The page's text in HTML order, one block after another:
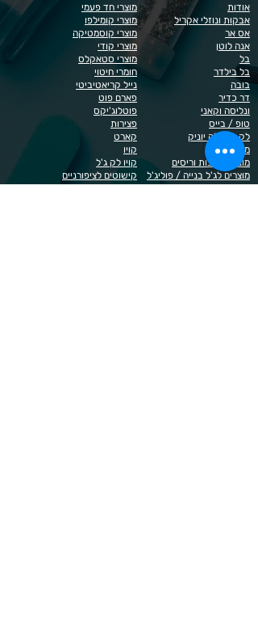
מוצרי חד פעמי
מוצרי קומילפו
מוצרי קוסמטיקה
מוצרי קודי
מוצרי סטאקלס
חומרי חיטוי
נייל קריאטיביטי
פארם פוט
פוטלוג'יקס
פצירות
קארט
קויו
קויו לק ג'ל
קישוטים לציפורניים
ריהוט
אודות
אבקות ונוזלי אקריל
אס אר
אנה לוטן
בל
בל בילדר
בובה
דר כדיר
ונליסה וקאני
טופ / בייס
לק רגיל לה יוניק
מבצעים
מוצרים לגבות וריסים
מוצרים לג'ל בנייה / פוליג'ל
מוצרים להסרת שיער